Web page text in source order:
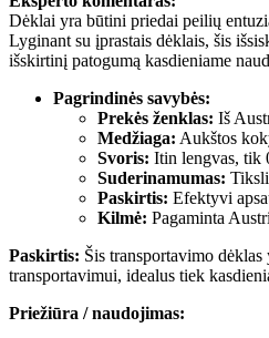
Dėklai yra būtini priedai peilių
Lyginant su įprastais dėklais, šis
išskirtinį patogumą kasdieniame
Pagrindinės savybės:
Prekės ženklas: Iš
Medžiaga: Aukštos
Svoris: Itin lengvas, tik
Suderinamumas:
Paskirtis: Efektyvi
Kilmė: Pagaminta
Paskirtis: Šis transportavimo
transportavimui, idealus tiek
Priežiūra / naudojimas: